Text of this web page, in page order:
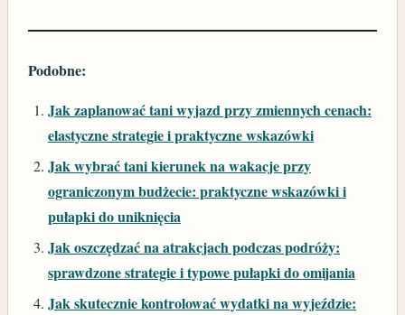
Podobne:
Jak zaplanować tani wyjazd przy zmiennych cenach:
elastyczne strategie i praktyczne wskazówki
Jak wybrać tani kierunek na wakacje przy
ograniczonym budżecie: praktyczne wskazówki i
pułapki do uniknięcia
Jak oszczędzać na atrakcjach podczas podróży:
sprawdzone strategie i typowe pułapki do omijania
Jak skutecznie kontrolować wydatki na wyjeździe: